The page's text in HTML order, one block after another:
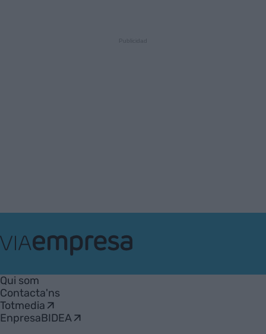
Empresa
Qui som
Contacta'ns
Totmedia
EnpresaBIDEA